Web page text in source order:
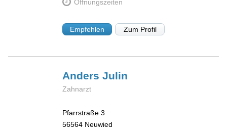
Öffnungszeiten
Empfehlen Zum Profil
AndersJulin
Zahnarzt
Pfarrstraße 3
56564 Neuwied